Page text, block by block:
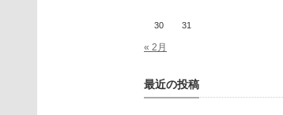
30 31
« 2月
最近の投稿